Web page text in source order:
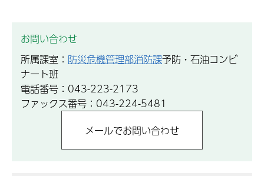
お問い合わせ
所属課室： 防災危機管理部消防課予防・石油コンビ
ナート班
電話番号：043-223-2173
ファックス番号：043-224-5481